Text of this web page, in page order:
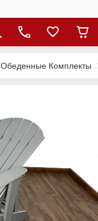
Обеденные Комплекты